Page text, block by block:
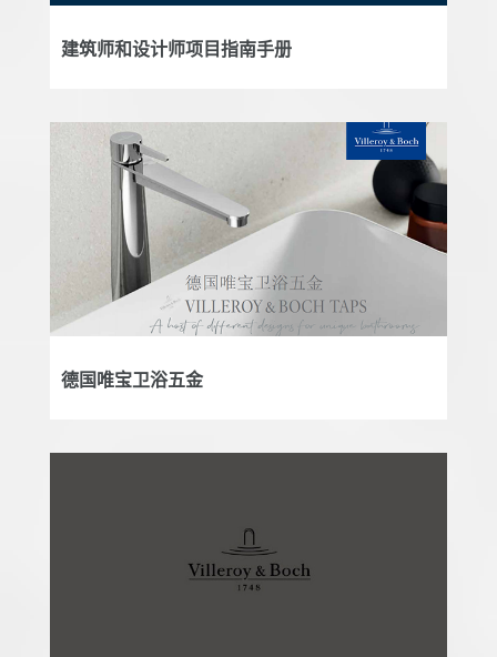
建筑师和设计师项目指南手册
德国唯宝卫浴五金